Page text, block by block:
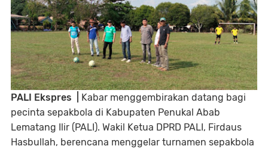
PALI Ekspres |
Kabar menggembirakan datang bagi
pecinta sepakbola di Kabupaten Penukal Abab
Lematang Ilir (PALI). Wakil Ketua DPRD PALI, Firdaus
Hasbullah, berencana menggelar turnamen sepakbola